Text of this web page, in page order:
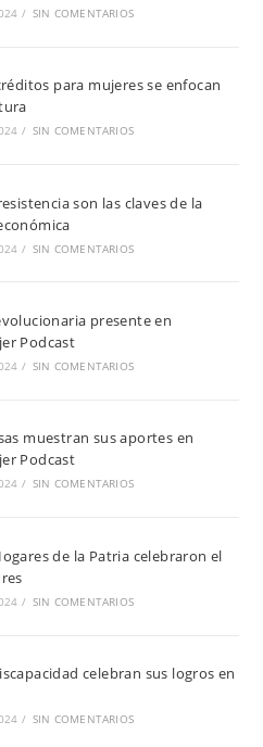
/ SIN COMENTARIOS
para mujeres se enfocan
/ SIN COMENTARIOS
son las claves de la
/ SIN COMENTARIOS
presente en
Podcast
/ SIN COMENTARIOS
muestran sus aportes en
Podcast
/ SIN COMENTARIOS
de la Patria celebraron el
/ SIN COMENTARIOS
celebran sus logros en
/ SIN COMENTARIOS